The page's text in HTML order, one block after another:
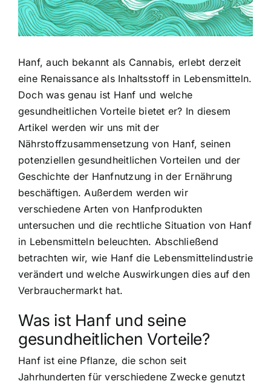
Hanf, auch bekannt als Cannabis, erlebt derzeit
eine Renaissance als Inhaltsstoff in Lebensmitteln.
Doch was genau ist Hanf und welche
gesundheitlichen Vorteile bietet er? In diesem
Artikel werden wir uns mit der
Nährstoffzusammensetzung von Hanf, seinen
potenziellen gesundheitlichen Vorteilen und der
Geschichte der Hanfnutzung in der Ernährung
beschäftigen. Außerdem werden wir
verschiedene Arten von Hanfprodukten
untersuchen und die rechtliche Situation von Hanf
in Lebensmitteln beleuchten. Abschließend
betrachten wir, wie Hanf die Lebensmittelindustrie
verändert und welche Auswirkungen dies auf den
Verbrauchermarkt hat.
Was ist Hanf und seine
gesundheitlichen Vorteile?
Hanf ist eine Pflanze, die schon seit
Jahrhunderten für verschiedene Zwecke genutzt